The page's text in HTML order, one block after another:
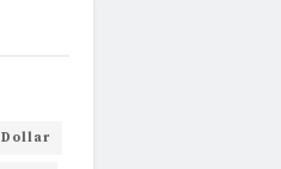
Dollar